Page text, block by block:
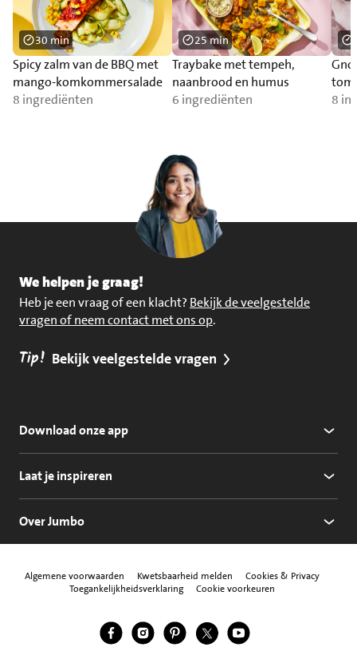
Spicy zalm van de BBQ met
mango-komkommersalade
8 ingrediënten
30 min
Traybake met tempeh,
naanbrood en humus
6 ingrediënten
25 min
zalm
8
We helpen je graag!
Heb je een vraag of een klacht? Bekijk de veelgestelde
vragen of neem contact met ons op.
Tip! Bekijk veelgestelde vragen
Download onze app
Laat je inspireren
Over Jumbo
Algemene voorwaarden Kwetsbaarheid melden
Cookies & Privacy
Toegankelijkheidsverklaring
Cookie voorkeuren
Volg ons
Jumbo Facebook
Jumbo Instagram
Jumbo Pinterest
Jumbo Twitter
Jumbo YouTube